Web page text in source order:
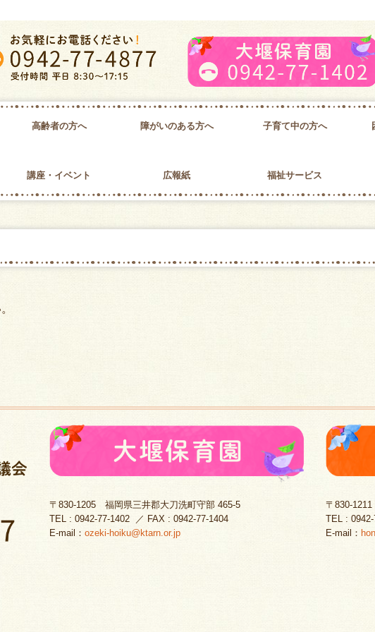
高齢者の方へ 障がいのある方へ 子育て中の方へ
講座・イベント 広報紙 福祉サービス
〒830-1205
福岡県三井郡大刀洗町守部 465-5
TEL : 0942-77-1402／ FAX : 0942-77-1404
E-mail： ozeki-hoiku@ktarn.or.jp
〒830-1211
TEL :
E-mail：